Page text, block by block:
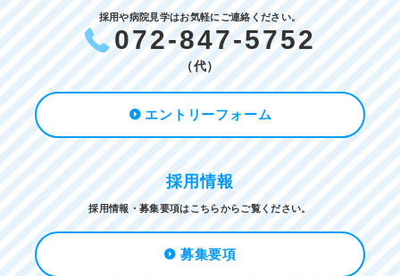
採用や病院見学はお気軽にご連絡ください。
072-847-5752
（代）
エントリーフォーム
採用情報
採用情報・募集要項はこちらからご覧ください。
募集要項